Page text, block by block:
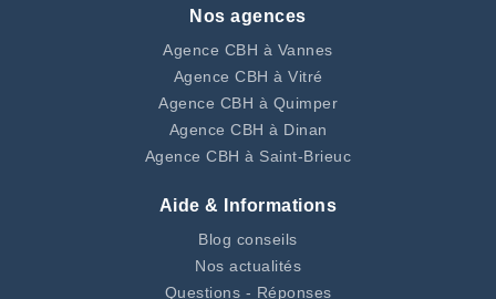
Nos agences
Agence CBH à Vannes
Agence CBH à Vitré
Agence CBH à Quimper
Agence CBH à Dinan
Agence CBH à Saint-Brieuc
Aide & Informations
Blog conseils
Nos actualités
Questions - Réponses